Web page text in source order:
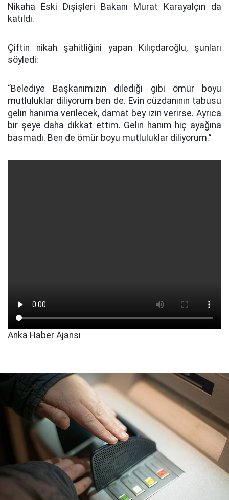
Nikaha Eski Dışişleri Bakanı Murat Karayalçın da
katıldı.
Çiftin nikah şahitliğini yapan Kılıçdaroğlu, şunları
söyledi:
“Belediye Başkanımızın dilediği gibi ömür boyu
mutluluklar diliyorum ben de. Evin cüzdanının tabusu
gelin hanıma verilecek, damat bey izin verirse. Ayrıca
bir şeye daha dikkat ettim. Gelin hanım hiç ayağına
basmadı. Ben de ömür boyu mutluluklar diliyorum.”
Anka Haber Ajansı